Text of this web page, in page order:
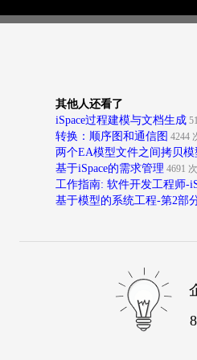
其他人还看了
iSpace过程建模与文档生成
转换：顺序图和通信图 4244
两个EA模型文件之间拷贝模
基于iSpace的需求管理 4691
工作指南: 软件开发工程师-
基于模型的系统工程-第2部